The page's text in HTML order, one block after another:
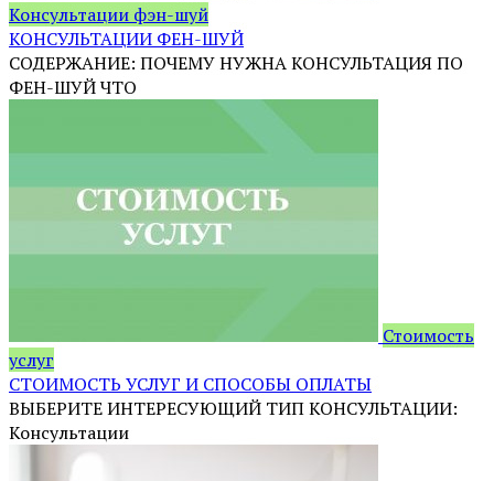
Консультации фэн-шуй
КОНСУЛЬТАЦИИ ФЕН-ШУЙ
СОДЕРЖАНИЕ: ПОЧЕМУ НУЖНА КОНСУЛЬТАЦИЯ ПО
ФЕН-ШУЙ ЧТО
Стоимость
услуг
СТОИМОСТЬ УСЛУГ И СПОСОБЫ ОПЛАТЫ
ВЫБЕРИТЕ ИНТЕРЕСУЮЩИЙ ТИП КОНСУЛЬТАЦИИ:
Консультации